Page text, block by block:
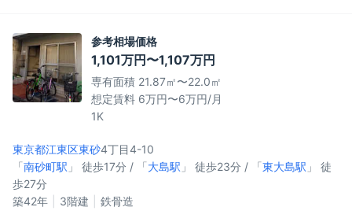
参考相場価格
1,101万円〜1,107万円
専有面積 21.87㎡〜22.0㎡
想定賃料 6万円〜6万円/月
1K
東京都江東区東砂4丁目4-10
「南砂町駅 」 徒歩17分 / 「大島駅 」 徒歩23分 / 「東大島駅 」 徒
歩27分
築42年
3階建 鉄骨造